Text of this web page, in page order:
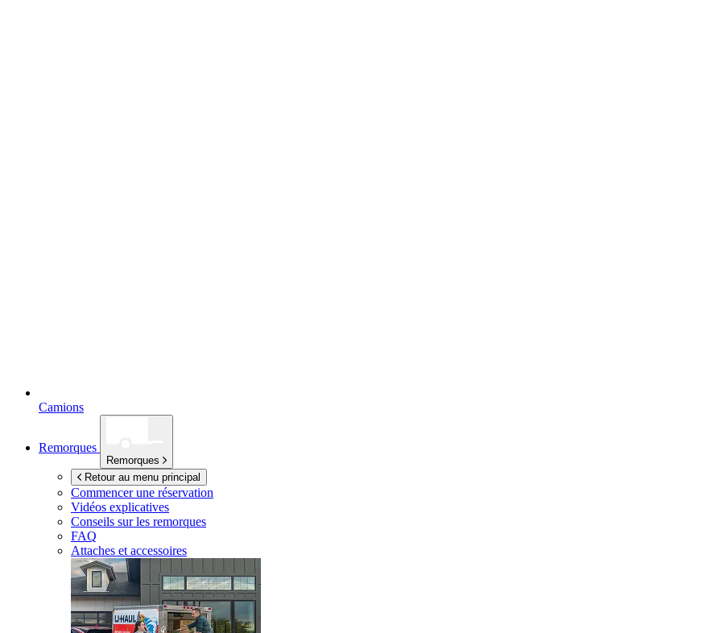
Camions
Remorques
Remorques
Retour au menu principal
Commencer une réservation
Vidéos explicatives
Conseils sur les remorques
FAQ
Attaches et accessoires